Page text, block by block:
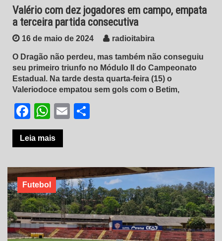
Valério com dez jogadores em campo, empata
a terceira partida consecutiva
16 de maio de 2024 radioitabira
O Dragão não perdeu, mas também não conseguiu
seu primeiro triunfo no Módulo II do Campeonato
Estadual. Na tarde desta quarta-feira (15) o
Valeriodoce empatou sem gols com o Betim,
Facebook
WhatsApp
Email
Leia mais
Futebol